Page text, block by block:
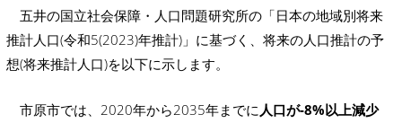
五井の国立社会保障・人口問題研究所の「日本の地域別将来
推計人口(令和5(2023)年推計)」に基づく、将来の人口推計の予
想(将来推計人口)を以下に示します。
市原市では、2020年から2035年までに 人口が-8%以上減少